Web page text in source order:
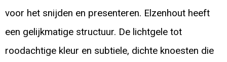
voor het snijden en presenteren. Elzenhout heeft
een gelijkmatige structuur. De lichtgele tot
roodachtige kleur en subtiele, dichte knoesten die